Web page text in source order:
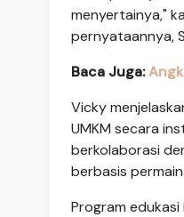
menyertainya,"
pernyataannya,
Baca Juga:
Vicky
UMKM secara
berkolaborasi
berbasis
Program